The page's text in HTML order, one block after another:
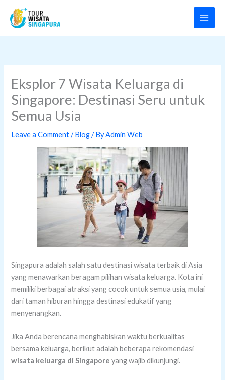
content
Eksplor 7 Wisata Keluarga di
Singapore: Destinasi Seru untuk
Semua Usia
Leave a Comment /Blog/ ByAdmin Web
Singapura adalah salah satu destinasi wisata terbaik di Asia
yang menawarkan beragam pilihan wisata keluarga. Kota ini
memiliki berbagai atraksi yang cocok untuk semua usia, mulai
dari taman hiburan hingga destinasi edukatif yang
menyenangkan.
Jika Anda berencana menghabiskan waktu berkualitas
bersama keluarga, berikut adalah beberapa rekomendasi
wisata keluarga di Singapore yang wajib dikunjungi.